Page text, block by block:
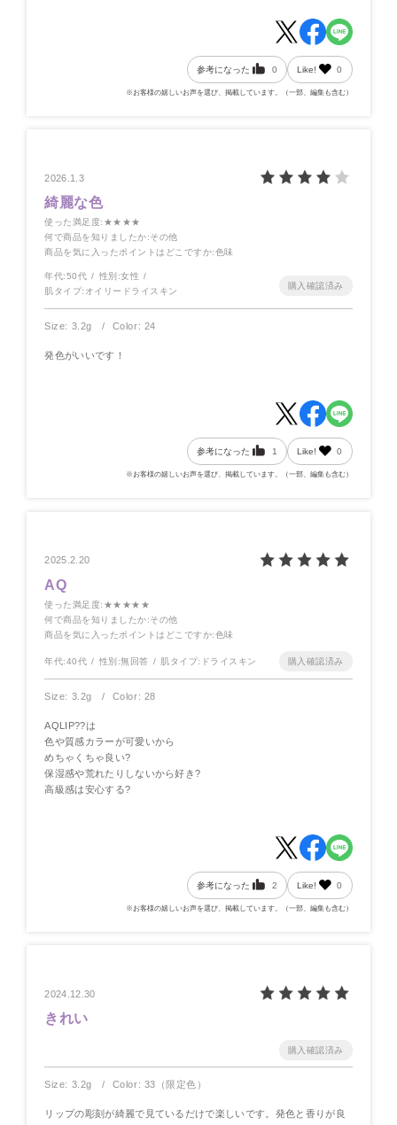
参考になった 0 Like! 0
※お客様の嬉しいお声を選び、掲載しています。（一部、編集も含む）
2026.1.3
綺麗な色
使った満足度:★★★★
何で商品を知りましたか:その他
商品を気に入ったポイントはどこですか:色味
年代:50代 性別:女性
肌タイプ: オイリードライスキン
Size: 3.2g Color: 24
発色がいいです！
参考になった 1 Like! 0
※お客様の嬉しいお声を選び、掲載しています。（一部、編集も含む）
2025.2.20
AQ
使った満足度:★★★★★
何で商品を知りましたか:その他
商品を気に入ったポイントはどこですか:色味
年代:40代 性別:無回答 肌タイプ: ドライスキン
Size: 3.2g Color: 28
AQLIP??は
色や質感カラーが可愛いから
めちゃくちゃ良い?
保湿感や荒れたりしないから好き?
高級感は安心する?
参考になった 2 Like! 0
※お客様の嬉しいお声を選び、掲載しています。（一部、編集も含む）
2024.12.30
きれい
Size: 3.2g Color: 33（限定色）
リップの彫刻が綺麗で見ているだけで楽しいです。発色と香りが良